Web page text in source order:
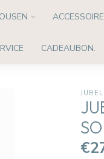
CADEAUBON.
JUBEL